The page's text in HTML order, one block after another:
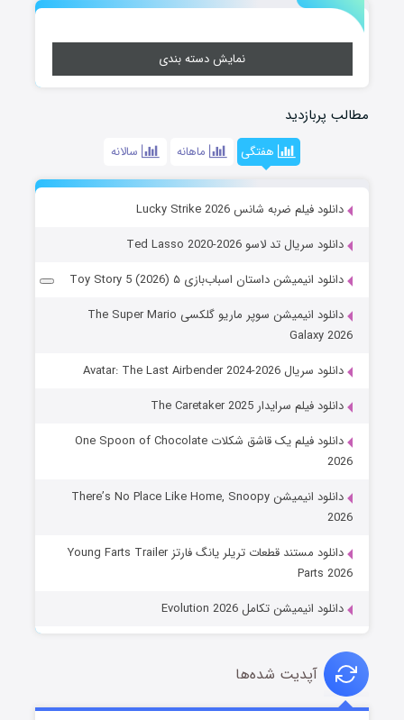
نمایش دسته بندی
مطالب پربازدید
هفتگی ماهانه سالانه
دانلود فیلم ضربه شانس Lucky Strike 2026
دانلود سریال تد لاسو Ted Lasso 2020-2026
دانلود انیمیشن داستان اسباب‌بازی ۵ Toy Story 5 (2026)
دانلود انیمیشن سوپر ماریو گلکسی The Super Mario
Galaxy 2026
دانلود سریال Avatar: The Last Airbender 2024-2026
دانلود فیلم سرایدار The Caretaker 2025
دانلود فیلم یک قاشق شکلات One Spoon of Chocolate
2026
دانلود انیمیشن There’s No Place Like Home, Snoopy
2026
دانلود مستند قطعات تریلر یانگ فارتز Young Farts Trailer
Parts 2026
دانلود انیمیشن تکامل Evolution 2026
آپدیت شده‌ها